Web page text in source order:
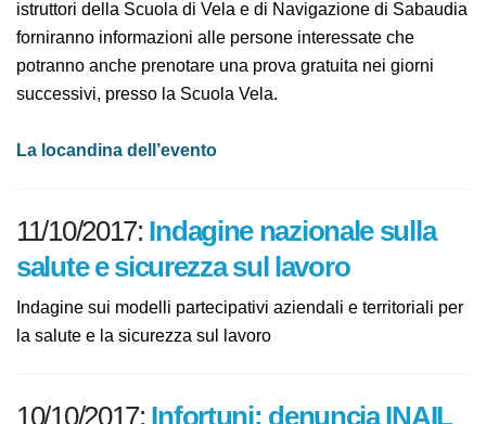
una handbike. Atleti paralimpici di ANMIL SPORT Italia
mostreranno le opportunità offerte dal paraciclismo,
mentre istruttori della Scuola di Vela e di Navigazione
di Sabaudia forniranno informazioni alle persone
gratuita nei giorni successivi, presso la Scuola Vela.
11/10/2017:Indagine nazionale
sulla salute e sicurezza sul lavoro